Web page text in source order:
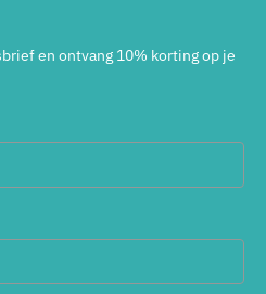
en ontvang 10% korting op je